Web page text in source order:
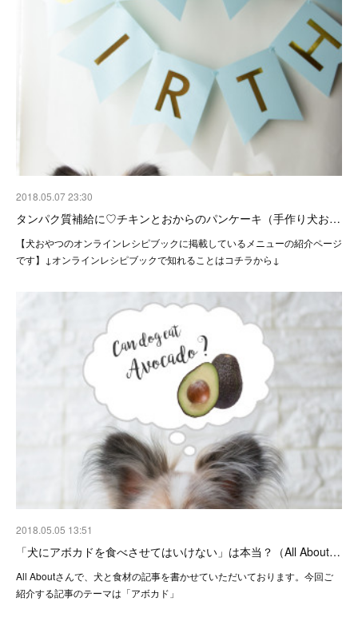
2018.05.07 23:30
タンパク質補給に♡チキンとおからのパンケーキ（手作り犬お…
【犬おやつのオンラインレシピブックに掲載しているメニューの紹介ページ
です】↓オンラインレシピブックで知れることはコチラから↓
2018.05.05 13:51
「犬にアボカドを食べさせてはいけない」は本当？（All About…
All Aboutさんで、犬と食材の記事を書かせていただいております。今回ご
紹介する記事のテーマは「アボカド」